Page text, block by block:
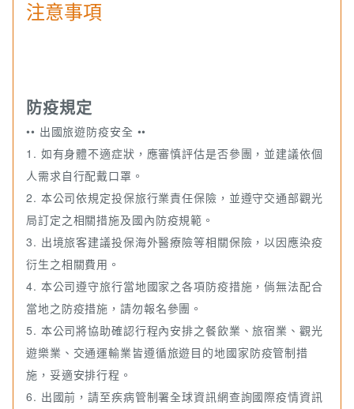
注意事項
防疫規定
•• 出國旅遊防疫安全 ••
1. 如有身體不適症狀，應審慎評估是否參團，並建議依個
人需求自行配戴口罩。
2. 本公司依規定投保旅行業責任保險，並遵守交通部觀光
局訂定之相關措施及國內防疫規範。
3. 出境旅客建議投保海外醫療險等相關保險，以因應染疫
衍生之相關費用。
4. 本公司遵守旅行當地國家之各項防疫措施，倘無法配合
當地之防疫措施，請勿報名參團。
5. 本公司將協助確認行程內安排之餐飲業、旅宿業、觀光
遊樂業、交通運輸業皆遵循旅遊目的地國家防疫管制措
施，妥適安排行程。
6. 出國前，請至疾病管制署全球資訊網查詢國際疫情資訊